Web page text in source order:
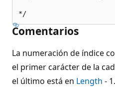
Comentarios
La numeración de índice
el primer carácter de la
el último está en Length - 1.